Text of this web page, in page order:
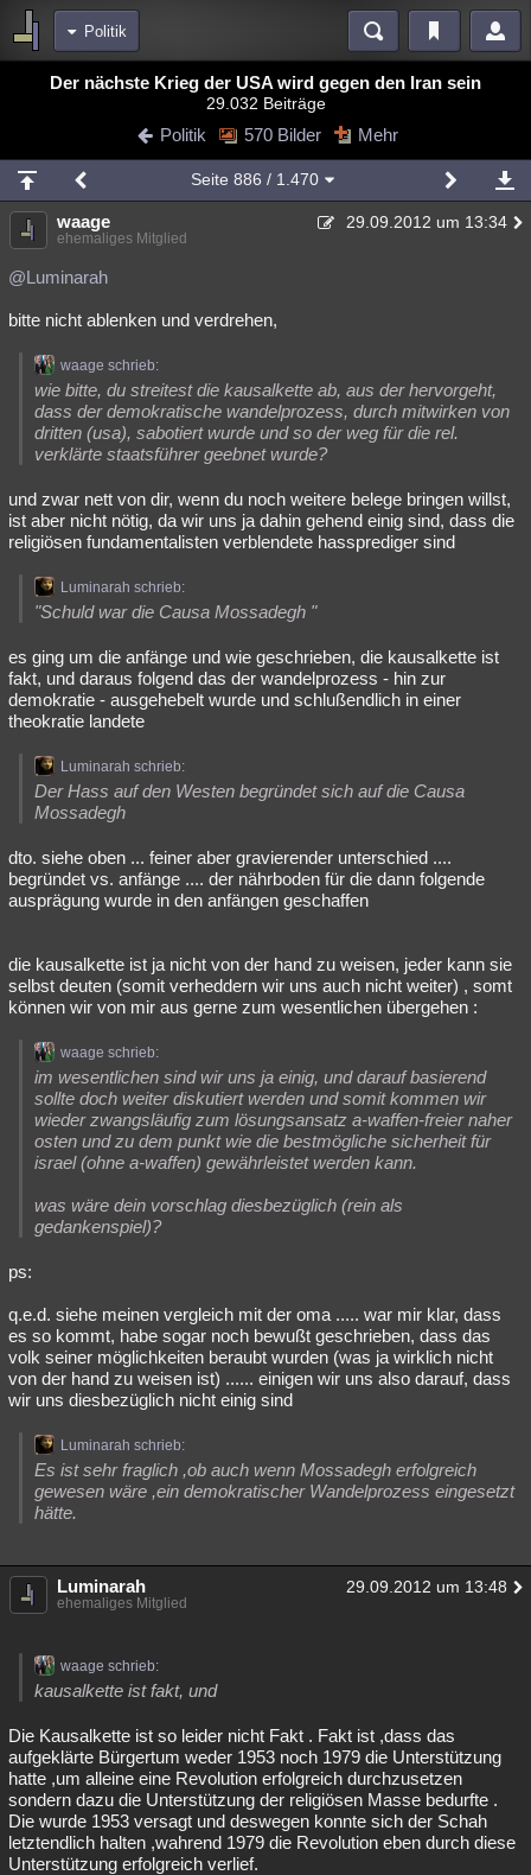
Politik
Bereiche
Diskussionen Blogs Videos
Chat Wiki Neuigkeiten
meine Rubriken
Menschen Mystery Kriminalfälle
Spiritualität
Natur Umfragen Unterhaltung
weitere Rubriken
Philosophie Träume Orte Esoterik Literatur
Astronomie Helpdesk Gruppen Gaming Filme
Übersichten
Besucht Geschlossen
Lesenswert Schlüsselwörter
Der nächste Krieg der USA wird gegen den Iran sein
29.032 Beiträge
Politik 570 Bilder Mehr
Seite 886 / 1.470
waage 29.09.2012 um 13:34
ehemaliges Mitglied
@Luminarah
bitte nicht ablenken und verdrehen,
waage schrieb:
wie bitte, du streitest die kausalkette ab, aus der hervorgeht,
dass der demokratische wandelprozess, durch mitwirken von
dritten (usa), sabotiert wurde und so der weg für die rel.
verklärte staatsführer geebnet wurde?
und zwar nett von dir, wenn du noch weitere belege bringen willst,
ist aber nicht nötig, da wir uns ja dahin gehend einig sind, dass die
religiösen fundamentalisten verblendete hassprediger sind
Luminarah schrieb:
"Schuld war die Causa Mossadegh "
es ging um die anfänge und wie geschrieben, die kausalkette ist
fakt, und daraus folgend das der wandelprozess - hin zur
demokratie - ausgehebelt wurde und schlußendlich in einer
theokratie landete
Luminarah schrieb:
Der Hass auf den Westen begründet sich auf die Causa
Mossadegh
dto. siehe oben ... feiner aber gravierender unterschied ....
begründet vs. anfänge .... der nährboden für die dann folgende
ausprägung wurde in den anfängen geschaffen
die kausalkette ist ja nicht von der hand zu weisen, jeder kann sie
selbst deuten (somit verheddern wir uns auch nicht weiter) , somt
können wir von mir aus gerne zum wesentlichen übergehen :
waage schrieb:
im wesentlichen sind wir uns ja einig, und darauf basierend
sollte doch weiter diskutiert werden und somit kommen wir
wieder zwangsläufig zum lösungsansatz a-waffen-freier naher
osten und zu dem punkt wie die bestmögliche sicherheit für
israel (ohne a-waffen) gewährleistet werden kann.
was wäre dein vorschlag diesbezüglich (rein als
gedankenspiel)?
ps:
q.e.d. siehe meinen vergleich mit der oma ..... war mir klar, dass
es so kommt, habe sogar noch bewußt geschrieben, dass das
volk seiner möglichkeiten beraubt wurden (was ja wirklich nicht
von der hand zu weisen ist) ...... einigen wir uns also darauf, dass
wir uns diesbezüglich nicht einig sind
Luminarah schrieb:
Es ist sehr fraglich ,ob auch wenn Mossadegh erfolgreich
gewesen wäre ,ein demokratischer Wandelprozess eingesetzt
hätte.
Luminarah 29.09.2012 um 13:48
ehemaliges Mitglied
waage schrieb:
kausalkette ist fakt, und
Die Kausalkette ist so leider nicht Fakt . Fakt ist ,dass das
aufgeklärte Bürgertum weder 1953 noch 1979 die Unterstützung
hatte ,um alleine eine Revolution erfolgreich durchzusetzen
sondern dazu die Unterstützung der religiösen Masse bedurfte .
Die wurde 1953 versagt und deswegen konnte sich der Schah
letztendlich halten ,wahrend 1979 die Revolution eben durch diese
Unterstützung erfolgreich verlief.